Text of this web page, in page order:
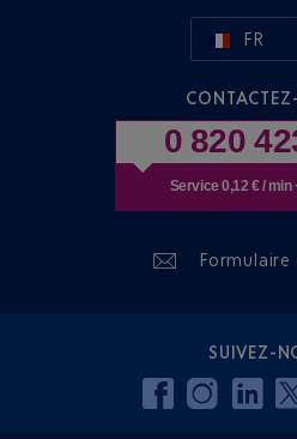
FR
0 820
Service 0,12 € / min
Formulaire
SUIVEZ-